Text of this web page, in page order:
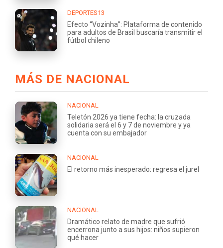
DEPORTES13
Efecto “Vozinha”: Plataforma de contenido
para adultos de Brasil buscaría transmitir el
fútbol chileno
MÁS DE NACIONAL
NACIONAL
Teletón 2026 ya tiene fecha: la cruzada
solidaria será el 6 y 7 de noviembre y ya
cuenta con su embajador
NACIONAL
El retorno más inesperado: regresa el jurel
NACIONAL
Dramático relato de madre que sufrió
encerrona junto a sus hijos: niños supieron
qué hacer